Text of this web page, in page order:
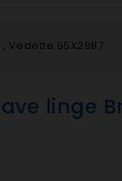
Vedette 55X2987
linge